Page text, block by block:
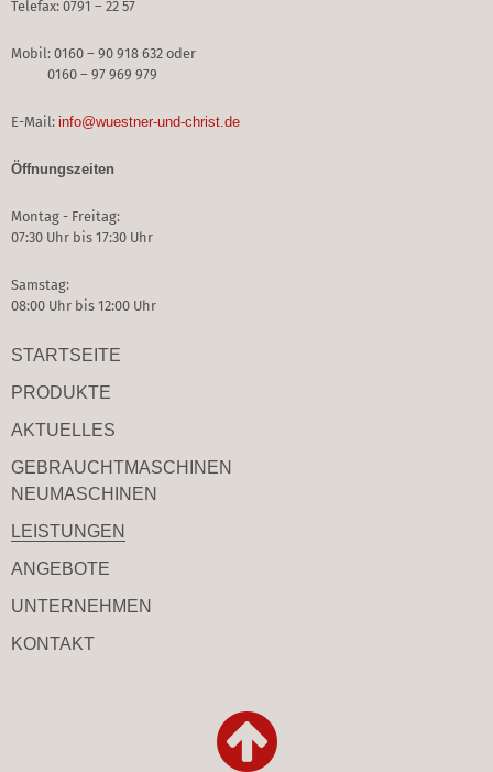
Telefax: 0791 – 22 57
Mobil: 0160 – 90 918 632 oder
0160 – 97 969 979
E-Mail: info@wuestner-und-christ.de
Öffnungszeiten
Montag - Freitag:
07:30 Uhr bis 17:30 Uhr
Samstag:
08:00 Uhr bis 12:00 Uhr
STARTSEITE
PRODUKTE
AKTUELLES
GEBRAUCHT­MASCHINEN
NEUMASCHINEN
LEISTUNGEN
ANGEBOTE
UNTERNEHMEN
KONTAKT